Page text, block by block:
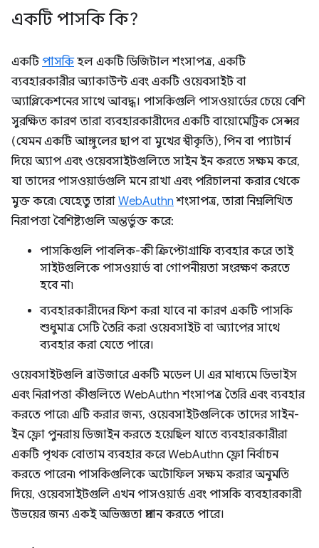
একটি পাসকি কি?
একটিপাসকিহল একটি ডিজিটাল শংসাপত্র, একটি
ব্যবহারকারীর অ্যাকাউন্ট এবং একটি ওয়েবসাইট বা
অ্যাপ্লিকেশনের সাথে আবদ্ধ। পাসকিগুলি পাসওয়ার্ডের চেয়ে বেশি
সুরক্ষিত কারণ তারা ব্যবহারকারীদের একটি বায়োমেট্রিক সেন্সর
(যেমন একটি আঙ্গুলের ছাপ বা মুখের স্বীকৃতি), পিন বা প্যাটার্ন
দিয়ে অ্যাপ এবং ওয়েবসাইটগুলিতে সাইন ইন করতে সক্ষম করে,
যা তাদের পাসওয়ার্ডগুলি মনে রাখা এবং পরিচালনা করার থেকে
মুক্ত করে৷ যেহেতু তারা WebAuthn শংসাপত্র, তারা নিম্নলিখিত
নিরাপত্তা বৈশিষ্ট্যগুলি অন্তর্ভুক্ত করে:
পাসকিগুলি পাবলিক-কী ক্রিপ্টোগ্রাফি ব্যবহার করে তাই
সাইটগুলিকে পাসওয়ার্ড বা গোপনীয়তা সংরক্ষণ করতে
হবে না৷
ব্যবহারকারীদের ফিশ করা যাবে না কারণ একটি পাসকি
শুধুমাত্র সেটি তৈরি করা ওয়েবসাইট বা অ্যাপের সাথে
ব্যবহার করা যেতে পারে।
ওয়েবসাইটগুলি ব্রাউজারে একটি মডেল UI এর মাধ্যমে ডিভাইস
এবং নিরাপত্তা কীগুলিতে WebAuthn শংসাপত্র তৈরি এবং ব্যবহার
করতে পারে৷ এটি করার জন্য, ওয়েবসাইটগুলিকে তাদের সাইন-
ইন ফ্লো পুনরায় ডিজাইন করতে হয়েছিল যাতে ব্যবহারকারীরা
একটি পৃথক বোতাম ব্যবহার করে WebAuthn ফ্লো নির্বাচন
করতে পারেন৷ পাসকিগুলিকে অটোফিল সক্ষম করার অনুমতি
দিয়ে, ওয়েবসাইটগুলি এখন পাসওয়ার্ড এবং পাসকি ব্যবহারকারী
উভয়ের জন্য একই অভিজ্ঞতা প্রদান করতে পারে।